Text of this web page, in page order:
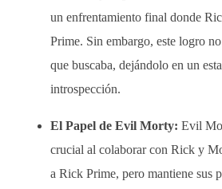
un enfrentamiento final donde
Prime. Sin embargo, este logro
que buscaba, dejándolo en un
introspección.
El Papel de Evil Morty: Evil
crucial al colaborar con Rick y
a Rick Prime, pero mantiene sus